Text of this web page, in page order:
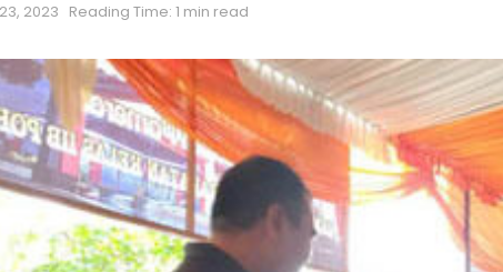
2023 Reading Time: 1 min read